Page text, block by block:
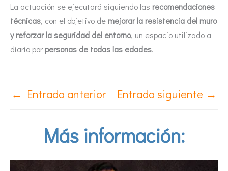
La actuación se ejecutará siguiendo las recomendaciones
técnicas, con el objetivo de mejorar la resistencia del muro
y reforzar la seguridad del entorno, un espacio utilizado a
diario porpersonas de todas las edades.
← Entrada anterior Entrada siguiente →
Más información: